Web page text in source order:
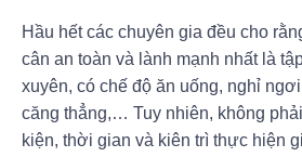
Hầu hết các chuyên gia đều cho
cân an toàn và lành mạnh nhất là
xuyên, có chế độ ăn uống, nghỉ
căng thẳng,… Tuy nhiên, không
kiện, thời gian và kiên trì thực hiện